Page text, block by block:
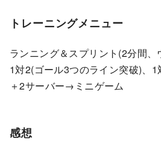
トレーニングメニュー
ランニング＆スプリント(2分間、
1対2(ゴール3つのライン突破)、
＋2サーバー→ミニゲーム
感想